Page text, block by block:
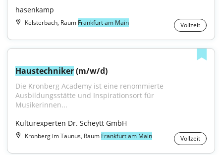
hasenkamp
Kelsterbach, Raum Frankfurt am Main Vollzeit
Haustechniker (m/w/d)
Die Kronberg Academy ist eine renommierte
Ausbildungsstätte und Inspirationsort für
Musikerinnen...
Kulturexperten Dr. Scheytt GmbH
Kronberg im Taunus, Raum Frankfurt am Main Vollzeit